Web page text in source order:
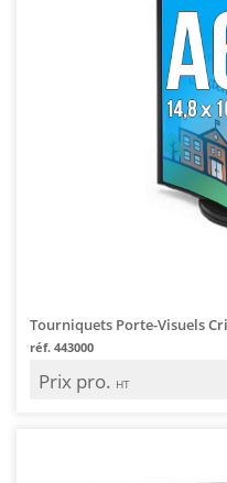
Tourniquets Porte-Visuels
réf. 443000
Prix pro. HT